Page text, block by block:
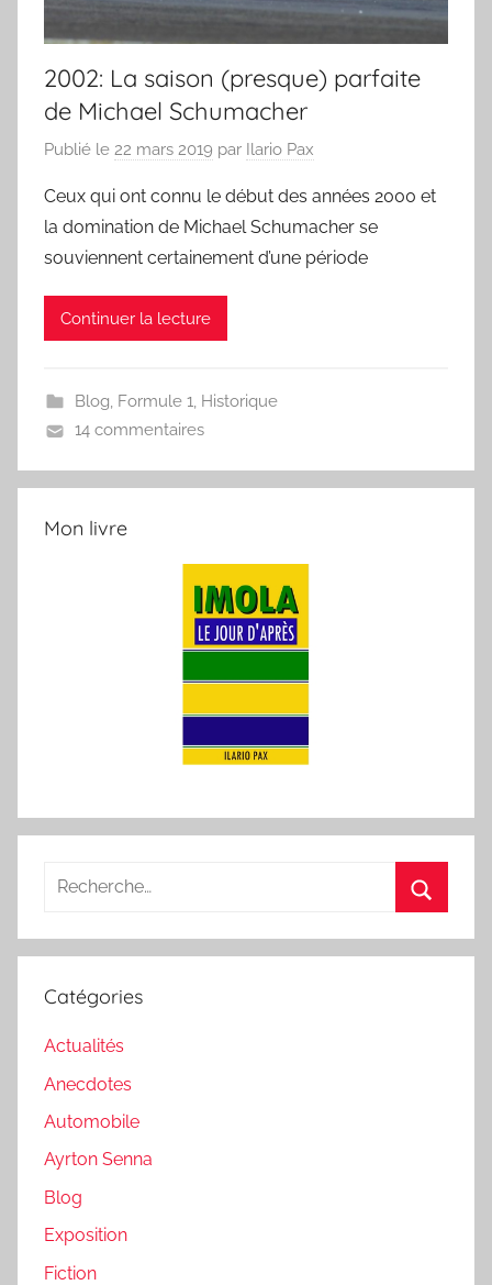
2002: La saison (presque) parfaite
de Michael Schumacher
Publié le 22 mars 2019 par Ilario Pax
Ceux qui ont connu le début des années 2000 et
la domination de Michael Schumacher se
souviennent certainement d’une période
Continuer la lecture
Blog, Formule 1, Historique
14 commentaires
Mon livre
Recherche
:
Catégories
Actualités
Anecdotes
Automobile
Ayrton Senna
Blog
Exposition
Fiction